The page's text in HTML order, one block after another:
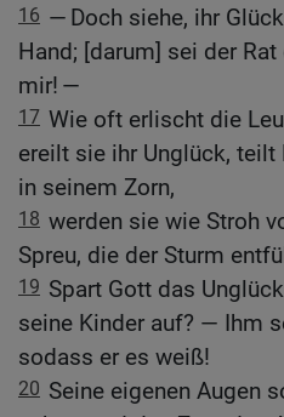
16 — Doch siehe, ihr
Hand; [darum] sei der
mir! —
17 Wie oft erlischt die
ereilt sie ihr Unglück, teilt
in seinem Zorn,
18 werden sie wie Stroh
Spreu, die der Sturm
19 Spart Gott das
seine Kinder auf? — Ihm
sodass er es weiß!
20 Seine eigenen Augen